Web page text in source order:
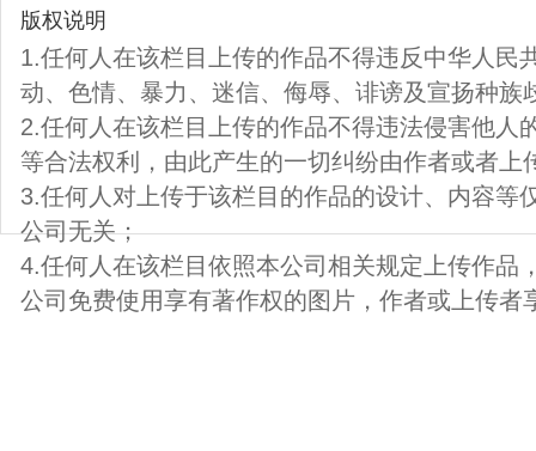
版权说明
1.任何人在该栏目上传的作品不得违反中华人民
动、色情、暴力、迷信、侮辱、诽谤及宣扬种族
2.任何人在该栏目上传的作品不得违法侵害他人
等合法权利，由此产生的一切纠纷由作者或者上
3.任何人对上传于该栏目的作品的设计、内容等
公司无关；
4.任何人在该栏目依照本公司相关规定上传作品
公司免费使用享有著作权的图片，作者或上传者